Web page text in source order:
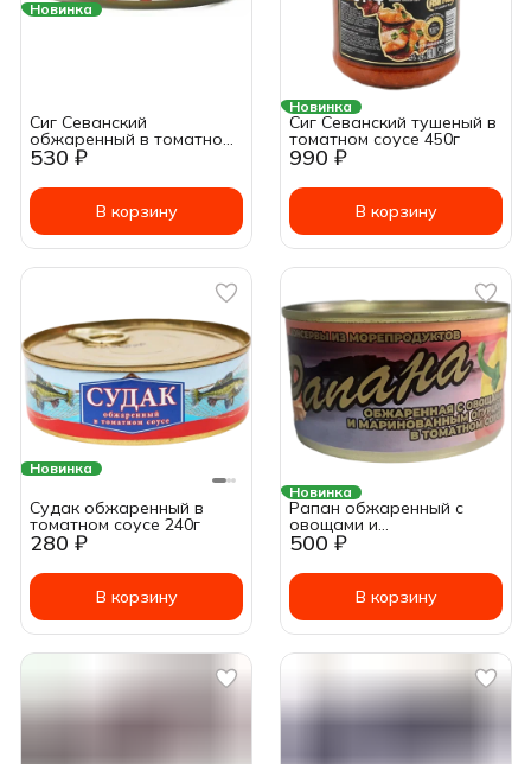
Новинка
530 ₽
Сиг Севанский
обжаренный в томатном
соусе 240г
В корзину
Новинка
990 ₽
Сиг Севанский тушеный в
томатном соусе 450г
В корзину
Новинка
280 ₽
Судак обжаренный в
томатном соусе 240г
В корзину
Новинка
500 ₽
Рапан обжаренный с
овощами и
маринованным огурцом в
томатном соусе ~ 240г
В корзину